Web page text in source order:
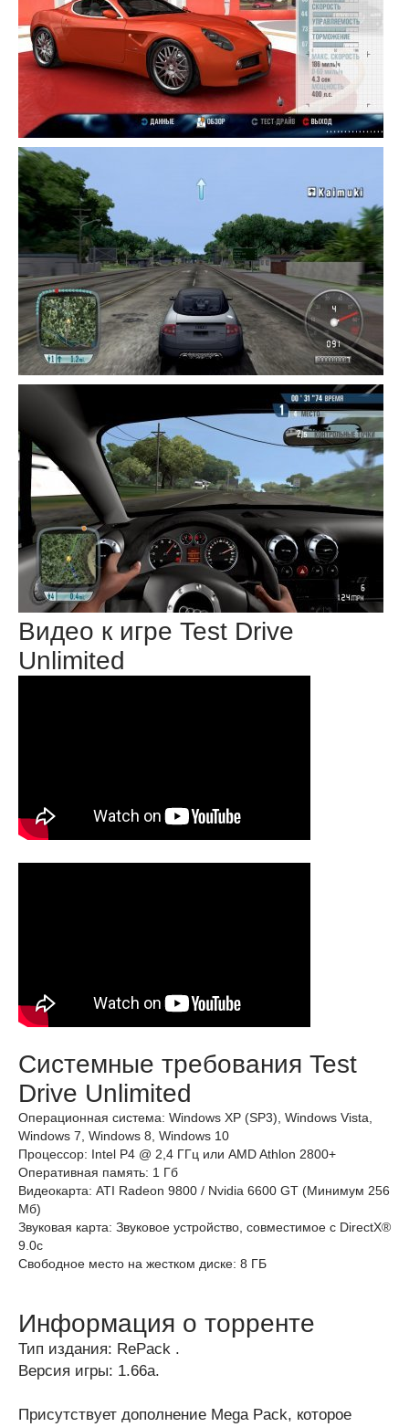
Видео к игре Test Drive
Unlimited
Системные требования Test
Drive Unlimited
Операционная система: Windows XP (SP3), Windows Vista,
Windows 7, Windows 8, Windows 10
Процессор: Intel P4 @ 2,4 ГГц или AMD Athlon 2800+
Оперативная память: 1 Гб
Видеокарта: ATI Radeon 9800 / Nvidia 6600 GT (Минимум 256
Мб)
Звуковая карта: Звуковое устройство, совместимое с DirectX®
9.0с
Свободное место на жестком диске: 8 ГБ
Информация о торренте
Тип издания: RePack .
Версия игры: 1.66а.
Присутствует дополнение Mega Pack, которое